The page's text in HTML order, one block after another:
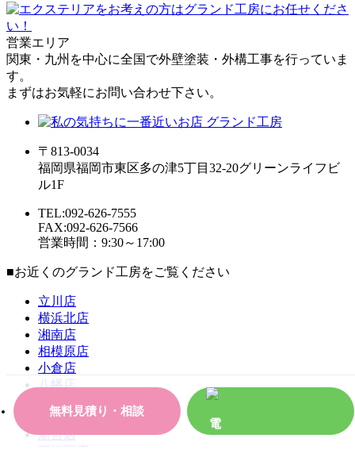
無料見積り・相談
営業エリア
関東・九州を中心に全国で外壁塗装・外構工事を行っていま
す。
まずはお気軽にお問い合わせ下さい。
〒813-0034
福岡県福岡市東区多の津5丁目32-20グリーンライフビ
ル1F
TEL:092-626-7555
FAX:092-626-7566
営業時間：9:30～17:00
■お近くのグランド工房をご覧ください
立川店
横浜北店
湘南店
相模原店
小倉店
八幡店
宗像店
新宮店
西福岡店